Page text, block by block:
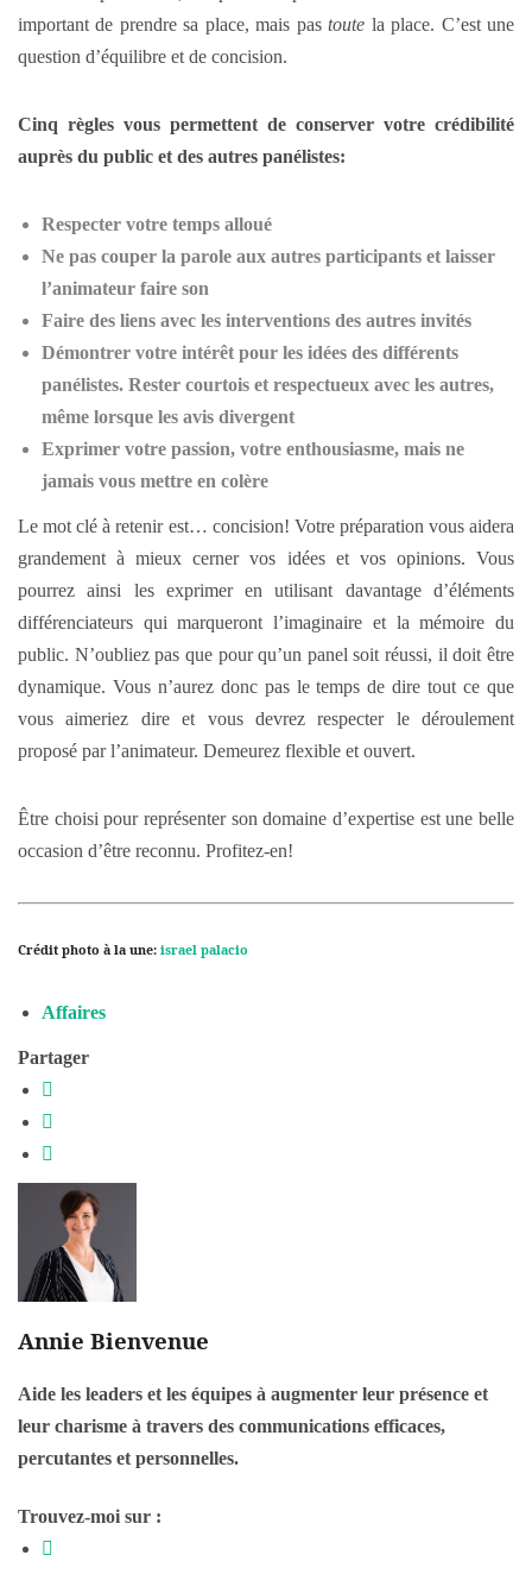
important de prendre sa place, mais pastoute la place. C’est une
question d’équilibre et de concision.
Cinq règles vous permettent de conserver votre crédibilité
auprès du public et des autres panélistes:
Respecter votre temps alloué
Ne pas couper la parole aux autres participants et laisser
l’animateur faire son
Faire des liens avec les interventions des autres invités
Démontrer votre intérêt pour les idées des différents
panélistes. Rester courtois et respectueux avec les autres,
même lorsque les avis divergent
Exprimer votre passion, votre enthousiasme, mais ne
jamais vous mettre en colère
Le mot clé à retenir est… concision! Votre préparation vous aidera
grandement à mieux cerner vos idées et vos opinions. Vous
pourrez ainsi les exprimer en utilisant davantage d’éléments
différenciateurs qui marqueront l’imaginaire et la mémoire du
public. N’oubliez pas que pour qu’un panel soit réussi, il doit être
dynamique. Vous n’aurez donc pas le temps de dire tout ce que
vous aimeriez dire et vous devrez respecter le déroulement
proposé par l’animateur. Demeurez flexible et ouvert.
Être choisi pour représenter son domaine d’expertise est une belle
occasion d’être reconnu. Profitez-en!
Crédit photo à la une: israel palacio
Affaires
Partager
Annie Bienvenue
Aide les leaders et les équipes à augmenter leur présence et
leur charisme à travers des communications efficaces,
percutantes et personnelles.
Trouvez-moi sur :